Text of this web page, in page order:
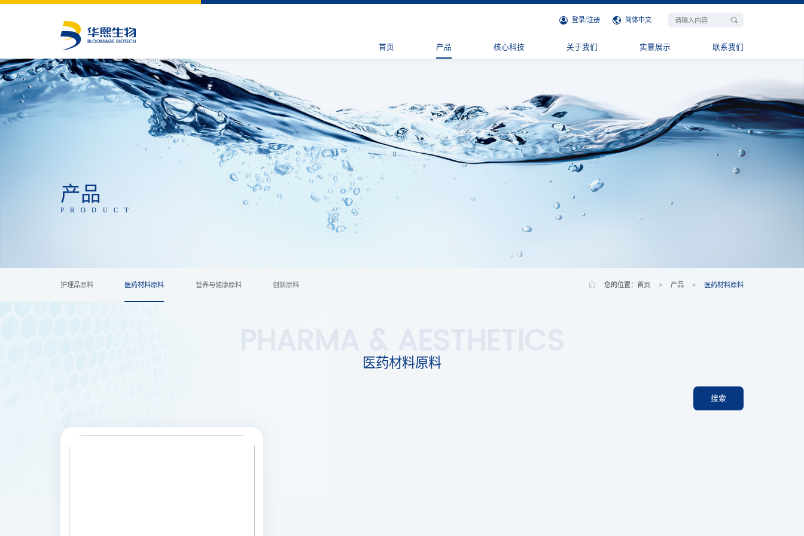
登录/注册 简体中文
首页 产品 核心科技 关于我们 实景展示 联系我们
产品
PRODUCT
护理品原料 医药材料原料 营养与健康原料 创新原料 您的位置：首页 > 产品 > 医药材料原料
PHARMA & AESTHETICS
医药材料原料
搜索